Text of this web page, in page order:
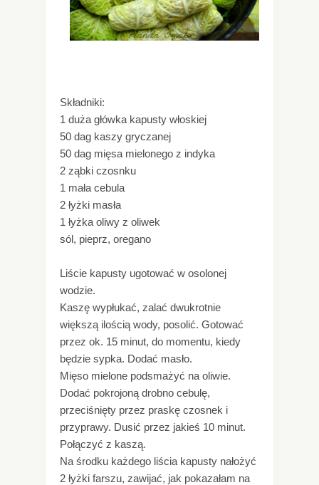
Składniki:
1 duża główka kapusty włoskiej
50 dag kaszy gryczanej
50 dag mięsa mielonego z indyka
2 ząbki czosnku
1 mała cebula
2 łyżki masła
1 łyżka oliwy z oliwek
sól, pieprz, oregano
Liście kapusty ugotować w osolonej
wodzie.
Kaszę wypłukać, zalać dwukrotnie
większą ilością wody, posolić. Gotować
przez ok. 15 minut, do momentu, kiedy
będzie sypka. Dodać masło.
Mięso mielone podsmażyć na oliwie.
Dodać pokrojoną drobno cebulę,
przeciśnięty przez praskę czosnek i
przyprawy. Dusić przez jakieś 10 minut.
Połączyć z kaszą.
Na środku każdego liścia kapusty nałożyć
2 łyżki farszu, zawijać, jak pokazałam na